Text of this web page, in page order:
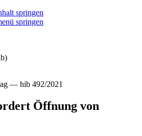
springen
springen
— hib 492/2021
Öffnung von